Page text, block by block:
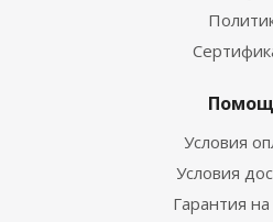
Условия
Условия
Гарантия